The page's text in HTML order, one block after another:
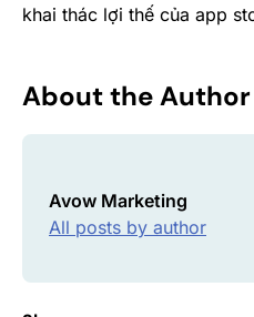
khai thác lợi thế của app
About the Author
Avow Marketing
All posts by author